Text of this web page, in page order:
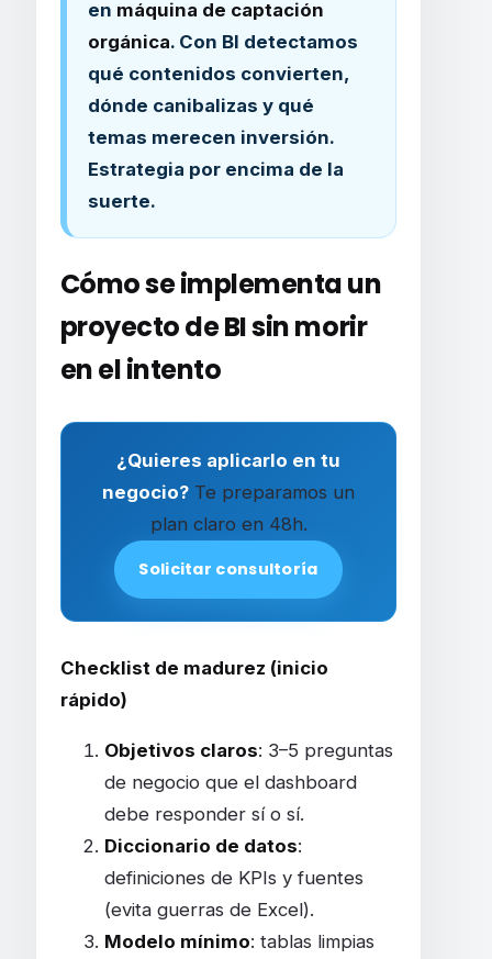
en máquina de captación
orgánica. Con BI detectamos
qué contenidos convierten,
dónde canibalizas y qué
temas merecen inversión.
Estrategia por encima de la
suerte.
Cómo se implementa un
proyecto de BI sin morir
en el intento
¿Quieres aplicarlo en tu
negocio? Te preparamos un
plan claro en 48h.
Solicitar consultoría
Checklist de madurez (inicio
rápido)
Objetivos claros: 3–5 preguntas
de negocio que el dashboard
debe responder sí o sí.
Diccionario de datos:
definiciones de KPIs y fuentes
(evita guerras de Excel).
Modelo mínimo: tablas limpias